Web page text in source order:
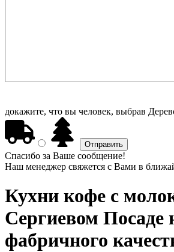
докажите, что вы человек, выбрав
Спасибо за Ваше сообщение!
Наш менеджер свяжется с Вами в
Кухни кофе с
Сергиевом Посаде
фабричного